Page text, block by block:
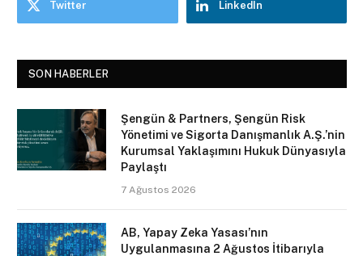
Twitter LinkedIn
SON HABERLER
Şengün & Partners, Şengün Risk
Yönetimi ve Sigorta Danışmanlık A.Ş.’nin
Kurumsal Yaklaşımını Hukuk Dünyasıyla
Paylaştı
7 Ağustos 2026
AB, Yapay Zeka Yasası’nın
Uygulanmasına 2 Ağustos İtibarıyla